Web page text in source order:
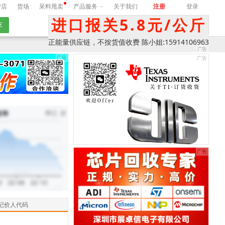
货场 呆料甩卖 产品服务 关于我们 注册 登录
进口报关5.8元/公斤
正能量供应链，不按货值收费 陈小姐:15914106963
价人代码
询价